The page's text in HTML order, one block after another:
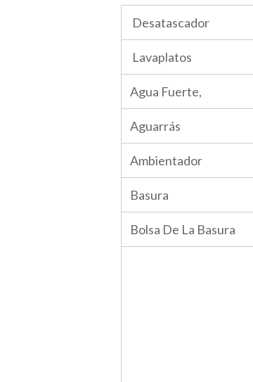
Desatascador
Lavaplatos
Agua Fuerte,
Aguarrás
Ambientador
Basura
Bolsa De La Basura